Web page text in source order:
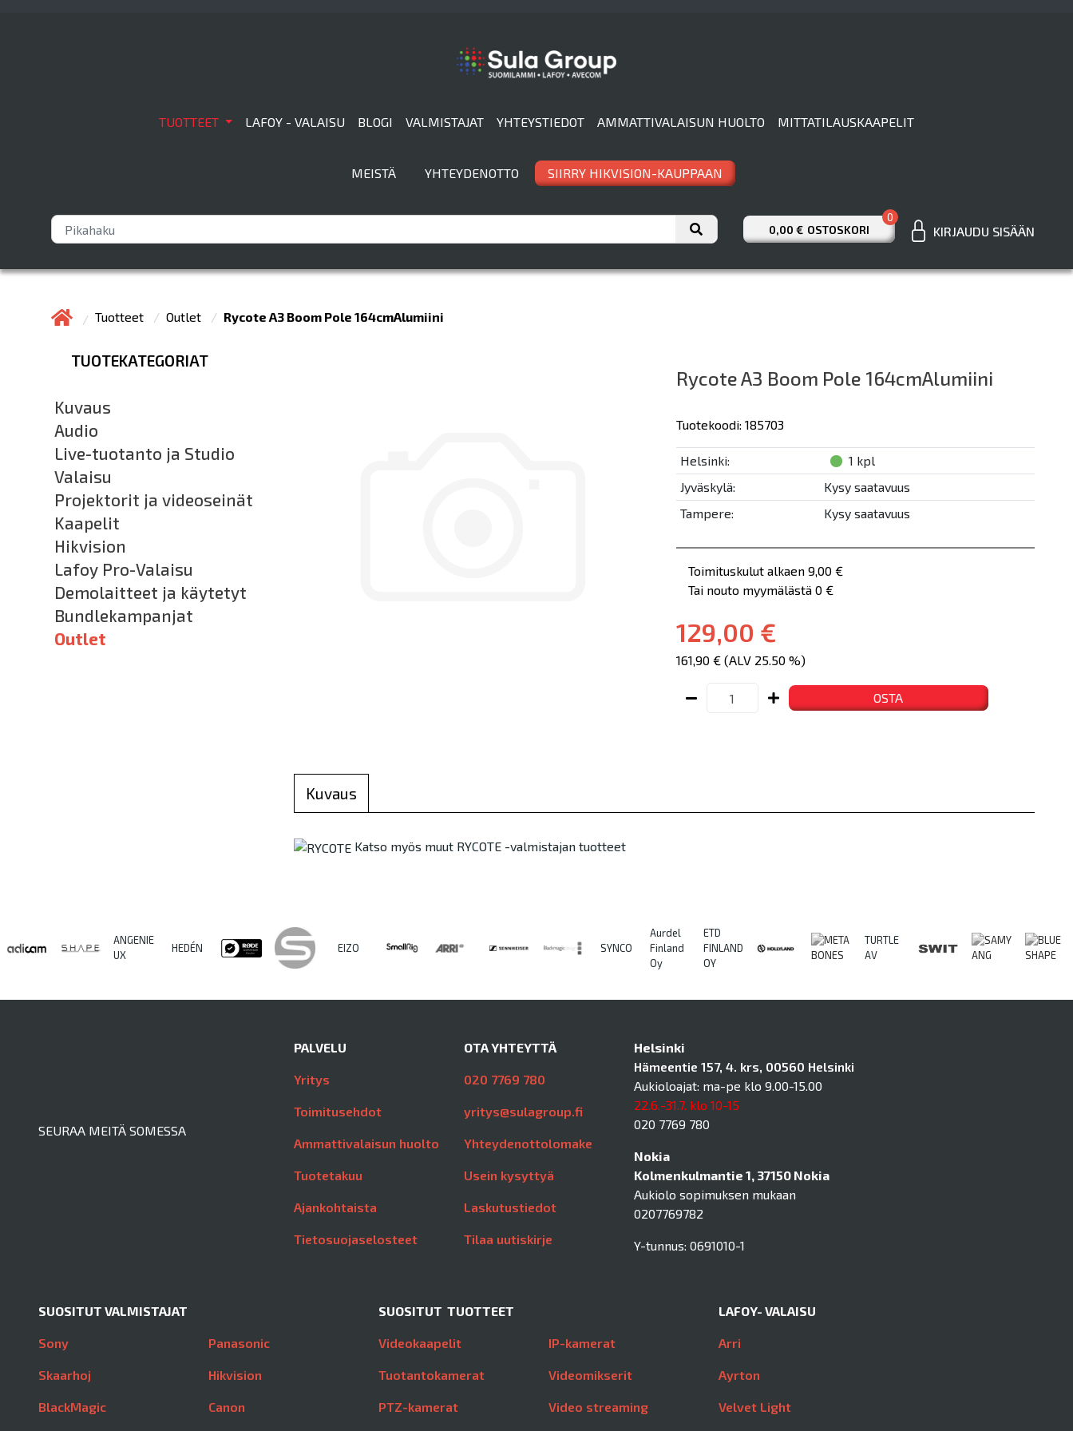
TUOTTEET LAFOY - VALAISU BLOGI VALMISTAJAT YHTEYSTIEDOT AMMATTIVALAISUN HUOLTO MITTATILAUSKAAPELIT
MEISTÄ YHTEYDENOTTO SIIRRY HIKVISION-KAUPPAAN
0,00 € OSTOSKORI
0
KIRJAUDU SISÄÄN
Tuotteet Outlet Rycote A3 Boom Pole 164cmAlumiini
TUOTEKATEGORIAT
Kuvaus
Audio
Live-tuotanto ja Studio
Valaisu
Projektorit ja videoseinät
Kaapelit
Hikvision
Lafoy Pro-Valaisu
Demolaitteet ja käytetyt
Bundlekampanjat
Outlet
Rycote A3 Boom Pole 164cmAlumiini
Tuotekoodi: 185703
Helsinki:
1 kpl
Jyväskylä:
Kysy saatavuus
Tampere:
Kysy saatavuus
Toimituskulut alkaen 9,00 €
Tai nouto myymälästä 0 €
129,00 €
161,90 € (ALV 25.50 %)
OSTA
Kuvaus
Katso myös muut RYCOTE -valmistajan tuotteet
ANGENIE
UX
HEDÉN EIZO SYNCO
Aurdel
Finland
Oy
ETD
FINLAND
OY
TURTLE
AV
SEURAA MEITÄ SOMESSA
PALVELU
Yritys
Toimitusehdot
Ammattivalaisun huolto
Tuotetakuu
Ajankohtaista
Tietosuojaselosteet
OTA YHTEYTTÄ
020 7769 780
yritys@sulagroup.fi
Yhteydenottolomake
Usein kysyttyä
Laskutustiedot
Tilaa uutiskirje
Helsinki
Hämeentie 157, 4. krs, 00560 Helsinki
Aukioloajat: ma-pe klo 9.00-15.00
22.6.-31.7. klo 10-15
020 7769 780
Nokia
Kolmenkulmantie 1, 37150 Nokia
Aukiolo sopimuksen mukaan
0207769782
Y-tunnus: 0691010-1
SUOSITUT VALMISTAJAT
Sony
Skaarhoj
BlackMagic
Panasonic
Hikvision
Canon
SUOSITUT TUOTTEET
Videokaapelit
Tuotantokamerat
PTZ-kamerat
IP-kamerat
Videomikserit
Video streaming
LAFOY- VALAISU
Arri
Ayrton
Velvet Light